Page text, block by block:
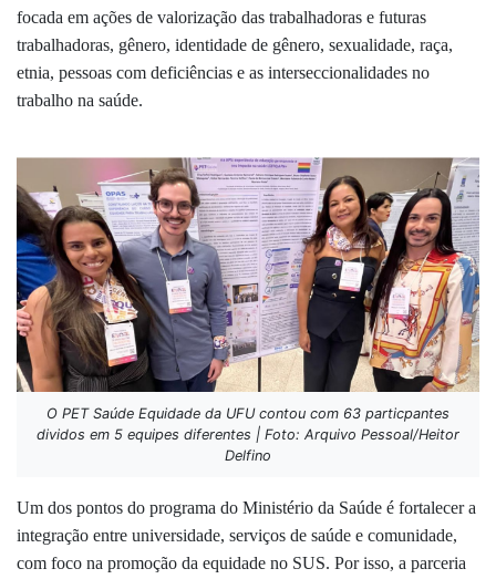
focada em ações de valorização das trabalhadoras e futuras
trabalhadoras, gênero, identidade de gênero, sexualidade, raça,
etnia, pessoas com deficiências e as interseccionalidades no
trabalho na saúde.
O PET Saúde Equidade da UFU contou com 63 particpantes
dividos em 5 equipes diferentes | Foto: Arquivo Pessoal/Heitor
Delfino
Um dos pontos do programa do Ministério da Saúde é fortalecer a
integração entre universidade, serviços de saúde e comunidade,
com foco na promoção da equidade no SUS. Por isso, a parceria